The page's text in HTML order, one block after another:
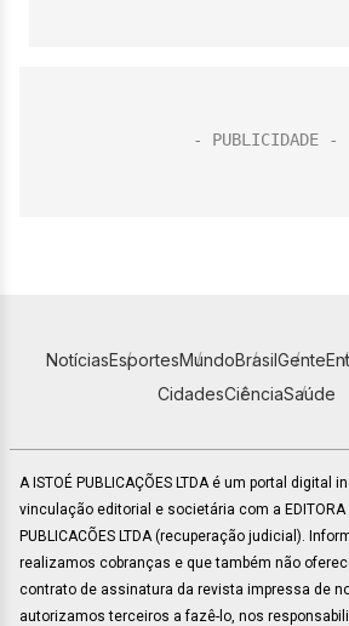
NotíciasEsportesMundoBrasilGente
CidadesCiênciaSaúde
A ISTOÉ PUBLICAÇÕES LTDA é um portal digital
vinculação editorial e societária com a EDITORA
PUBLICACÕES LTDA (recuperação judicial).
realizamos cobranças e que também não
contrato de assinatura da revista impressa de
autorizamos terceiros a fazê-lo, nos